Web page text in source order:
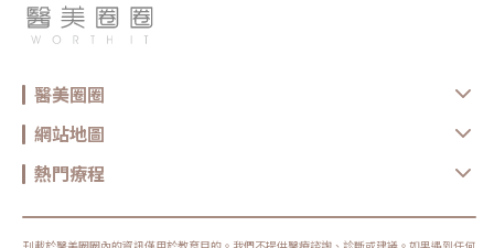
醫美圈圈
網站地圖
熱門療程